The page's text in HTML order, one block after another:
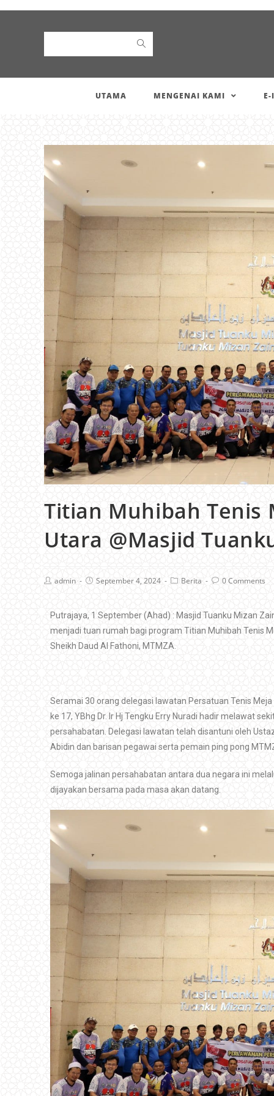
UTAMA MENGENAI KAMI
Titian Muhibah Tenis
Utara @Masjid
admin September 4, 2024 Berita 0 Comments
Putrajaya, 1 September (Ahad) : Masjid Tuanku Mizan
menjadi tuan rumah bagi program Titian Muhibah Tenis
Sheikh Daud Al Fathoni, MTMZA.
Seramai 30 orang delegasi lawatan Persatuan Tenis
ke 17, YBhg Dr. Ir Hj Tengku Erry Nuradi hadir melawat
persahabatan. Delegasi lawatan telah disantuni oleh
Abidin dan barisan pegawai serta pemain ping pong
Semoga jalinan persahabatan antara dua negara ini
dijayakan bersama pada masa akan datang.